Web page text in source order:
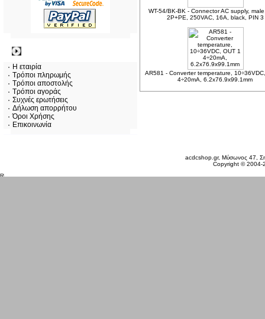
Η εταιρία
Τρόποι πληρωμής
Τρόποι αποστολής
Τρόποι αγοράς
Συχνές ερωτήσεις
Δήλωση απορρήτου
Όροι Χρήσης
Επικοινωνία
WT-54/BK-BK - Connector AC supply,
2P+PE, 250VAC, 16A, black, PIN 3
AR581 - Converter temperature,
4÷20mA, 6.2x76.9x99.1mm
acdcshop.gr, Μύσωνος 47,
Copyright ©